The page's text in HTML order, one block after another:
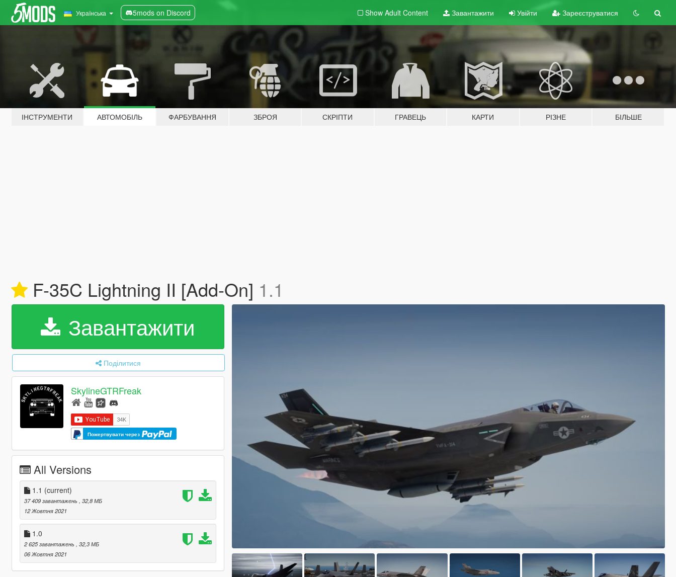
Українська 5mods on Discord Show Adult Content Завантажити Увійти Зареєструватися
ІНСТРУМЕНТИ АВТОМОБІЛЬ ФАРБУВАННЯ ЗБРОЯ СКРІПТИ ГРАВЕЦЬ КАРТИ РІЗНЕ БІЛЬШЕ
F-35C Lightning II [Add-On] 1.1
Завантажити
Поділитися
SkylineGTRFreak
Пожертвувати через
All Versions
1.1 (current)
37 409 завантажень
, 32,8 МБ
12 Жовтня 2021
1.0
2 625 завантажень
, 32,3 МБ
06 Жовтня 2021